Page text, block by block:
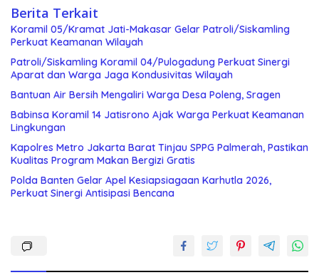
Berita Terkait
Koramil 05/Kramat Jati-Makasar Gelar Patroli/Siskamling
Perkuat Keamanan Wilayah
Patroli/Siskamling Koramil 04/Pulogadung Perkuat Sinergi
Aparat dan Warga Jaga Kondusivitas Wilayah
Bantuan Air Bersih Mengaliri Warga Desa Poleng, Sragen
Babinsa Koramil 14 Jatisrono Ajak Warga Perkuat Keamanan
Lingkungan
Kapolres Metro Jakarta Barat Tinjau SPPG Palmerah, Pastikan
Kualitas Program Makan Bergizi Gratis
Polda Banten Gelar Apel Kesiapsiagaan Karhutla 2026,
Perkuat Sinergi Antisipasi Bencana